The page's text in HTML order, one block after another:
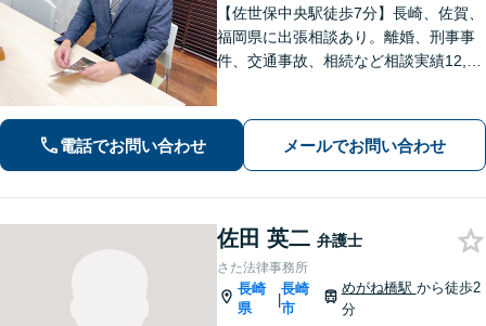
【佐世保中央駅徒歩7分】長崎、佐賀、
福岡県に出張相談あり。離婚、刑事事
件、交通事故、相続など相談実績12,00
談ください。
電話でお問い合わせ メールでお問い合わせ
佐田 英二 弁護士
さた法律事務所
長崎
県
|
長崎
市
めがね橋駅 から徒歩2
分